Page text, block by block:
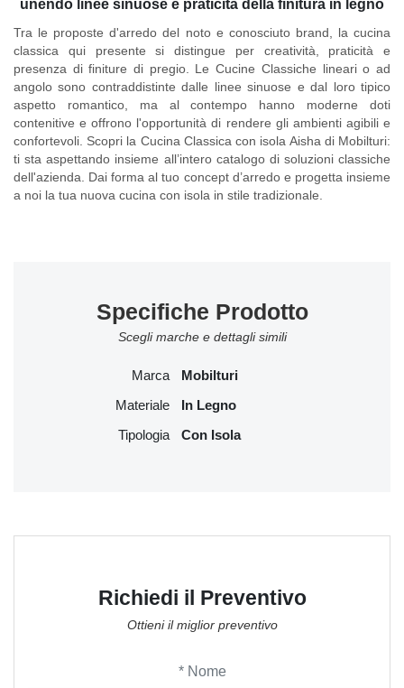
unendo linee sinuose e praticità della finitura in legno
Tra le proposte d'arredo del noto e conosciuto brand, la cucina
classica qui presente si distingue per creatività, praticità e
presenza di finiture di pregio. LeCucine Classiche lineari o ad
angolo sono contraddistinte dalle linee sinuose e dal loro tipico
aspetto romantico, ma al contempo hanno moderne doti
contenitive e offrono l'opportunità di rendere gli ambienti agibili e
confortevoli. Scopri la Cucina Classica con isola Aisha di Mobilturi:
ti sta aspettando insieme all’intero catalogo di soluzioni classiche
dell'azienda. Dai forma al tuo concept d’arredo e progetta insieme
a noi la tua nuova cucina con isola in stile tradizionale.
Richiedi il Preventivo
Ottieni il miglior preventivo
Specifiche Prodotto
Scegli marche e dettagli simili
Marca Mobilturi
Materiale In Legno
Tipologia Con Isola